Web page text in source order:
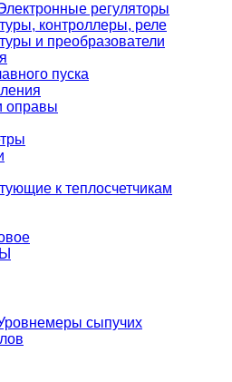
регуляторы
контроллеры, реле
и преобразователи
пуска
оправы
к теплосчетчикам
сыпучих